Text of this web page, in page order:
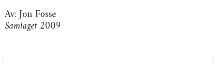
Av: Jon Fosse
Samlaget 2009